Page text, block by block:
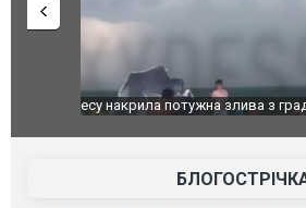
Вже вивели на тести: Ferrari